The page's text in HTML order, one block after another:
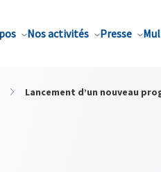
Nos activités Presse
Lancement d’un nouveau